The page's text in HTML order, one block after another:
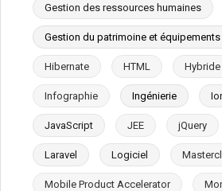
Gestion des ressources humaines
Gestion du patrimoine et
Hibernate HTML Hybride
Infographie Ingénierie
JavaScript JEE jQuery
Laravel Logiciel
Mobile Product Accelerator